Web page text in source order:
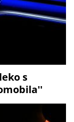
s